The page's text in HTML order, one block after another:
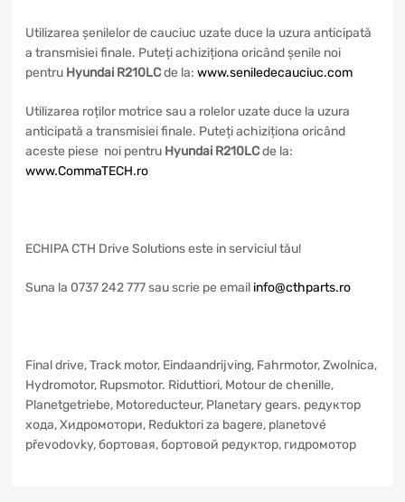
Utilizarea șenilelor de cauciuc uzate duce la uzura anticipată
a transmisiei finale. Puteți achiziționa oricând șenile noi
pentru Hyundai R210LCde la: www.seniledecauciuc.com
Utilizarea roților motrice sau a rolelor uzate duce la uzura
anticipată a transmisiei finale. Puteți achiziționa oricând
aceste piese noi pentru Hyundai R210LCde la:
www.CommaTECH.ro
ECHIPA CTH Drive Solutions este in serviciul tău!
Suna la 0737 242 777 sau scrie pe email info@cthparts.ro
Final drive, Track motor, Eindaandrijving, Fahrmotor, Zwolnica,
Hydromotor, Rupsmotor. Riduttiori, Motour de chenille,
Planetgetriebe, Motoreducteur, Planetary gears. редуктор
xoдa, Хидромотори, Reduktori za bagere, planetové
převodovky, бортовая, бортовой редуктор, гидромотор